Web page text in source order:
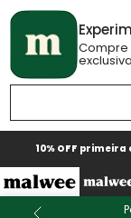
Compre
10% OFF primeira